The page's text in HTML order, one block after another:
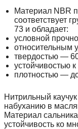
Материал NBR
соответствует
73 и обладает:
условной
относительным
твердостью —
устойчивостью
плотностью —
Нитрильный
набуханию в
Материал
устойчивость ко